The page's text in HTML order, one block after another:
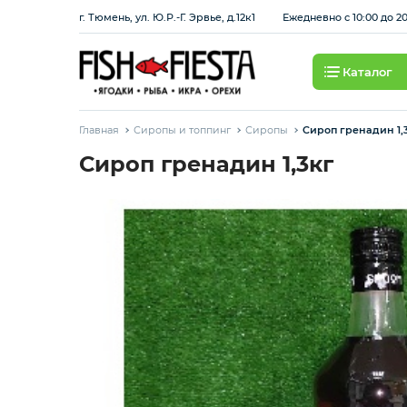
г. Тюмень, ул. Ю.Р.-Г. Эрвье, д.12к1 Ежедневно с 10:00 до
Каталог
Охлажденная рыба
Березовские полуфабрикаты
Рыба красная с/м
Рыба белая с/м
Главная Сиропы и топпинг Сиропы Сироп гренадин
Сироп гренадин 1,3кг